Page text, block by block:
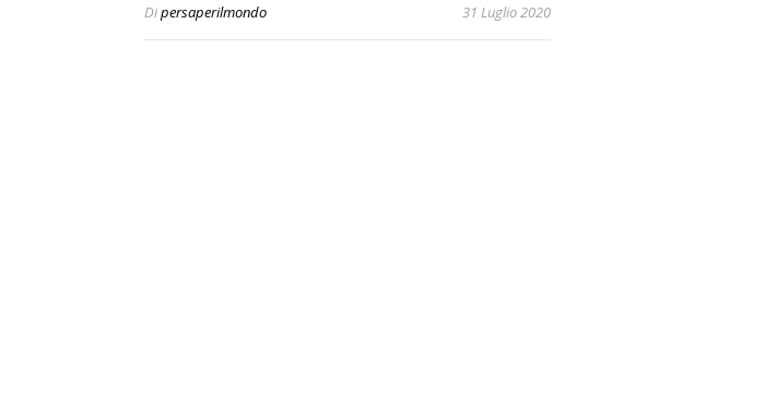
Dipersaperilmondo 31 Luglio 2020